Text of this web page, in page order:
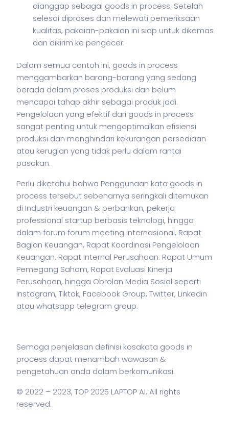
dianggap sebagai goods in process. Setelah
selesai diproses dan melewati pemeriksaan
kualitas, pakaian-pakaian ini siap untuk dikemas
dan dikirim ke pengecer.
Dalam semua contoh ini, goods in process
menggambarkan barang-barang yang sedang
berada dalam proses produksi dan belum
mencapai tahap akhir sebagai produk jadi.
Pengelolaan yang efektif dari goods in process
sangat penting untuk mengoptimalkan efisiensi
produksi dan menghindari kekurangan persediaan
atau kerugian yang tidak perlu dalam rantai
pasokan.
Perlu diketahui bahwa Penggunaan kata goods in
process tersebut sebenarnya seringkali ditemukan
di Industri keuangan & perbankan, pekerja
professional startup berbasis teknologi, hingga
dalam forum forum meeting internasional, Rapat
Bagian Keuangan, Rapat Koordinasi Pengelolaan
Keuangan, Rapat Internal Perusahaan. Rapat Umum
Pemegang Saham, Rapat Evaluasi Kinerja
Perusahaan, hingga Obrolan Media Sosial seperti
Instagram, Tiktok, Facebook Group, Twitter, Linkedin
atau whatsapp telegram group.
Semoga penjelasan definisi kosakata goods in
process dapat menambah wawasan &
pengetahuan anda dalam berkomunikasi.
© 2022 – 2023, TOP 2025 LAPTOP AI. All rights
reserved.